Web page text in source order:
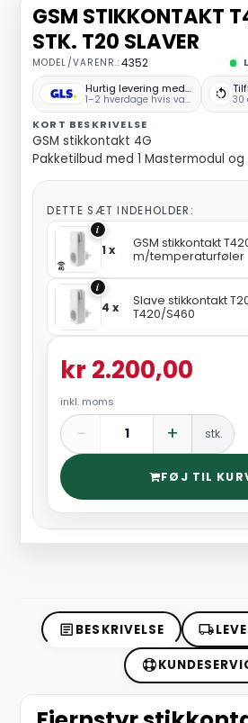
GSM STIKKONTAKT
STK. T20 SLAVER
MODEL/VARENR.:4352
Hurtig levering med GLS
1–2 hverdage hvis varen er på lager
30
KORT BESKRIVELSE
GSM stikkontakt 4G
Pakketilbud med 1 Mastermodul
DETTE SÆT INDEHOLDER:
i
1 x
GSM stikkontakt
m/temperaturføler
i
4 x
Slave stikkontakt
T420/S460
kr 2.200,00
inkl. moms
− + stk.
FØJ TIL
BESKRIVELSE